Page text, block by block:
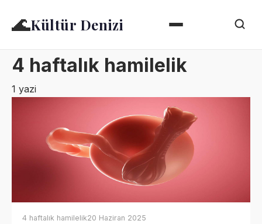
🌊Kültür Denizi
4 haftalık hamilelik
1 yazi
4 haftalık hamilelik20 Haziran 2025